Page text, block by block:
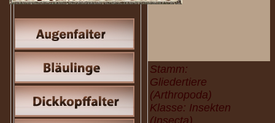
Stamm:
Gliedertiere
(Arthropoda)
Klasse: Insekten
(Insecta)